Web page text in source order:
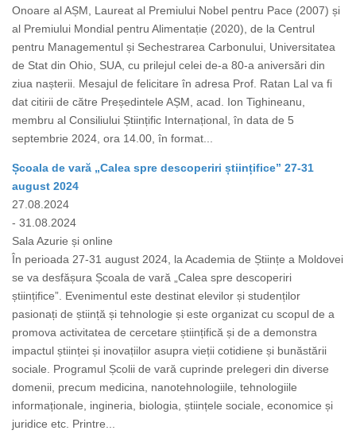
Onoare al AȘM, Laureat al Premiului Nobel pentru Pace (2007) și
al Premiului Mondial pentru Alimentație (2020), de la Centrul
pentru Managementul și Sechestrarea Carbonului, Universitatea
de Stat din Ohio, SUA, cu prilejul celei de-a 80-a aniversări din
ziua nașterii. Mesajul de felicitare în adresa Prof. Ratan Lal va fi
dat citirii de către Președintele AȘM, acad. Ion Tighineanu,
membru al Consiliului Științific Internațional, în data de 5
septembrie 2024, ora 14.00, în format...
Școala de vară „Calea spre descoperiri științifice” 27-31
august 2024
27.08.2024
- 31.08.2024
Sala Azurie și online
În perioada 27-31 august 2024, la Academia de Științe a Moldovei
se va desfășura Școala de vară „Calea spre descoperiri
științifice”. Evenimentul este destinat elevilor și studenților
pasionați de știință și tehnologie și este organizat cu scopul de a
promova activitatea de cercetare științifică și de a demonstra
impactul științei și inovațiilor asupra vieții cotidiene și bunăstării
sociale. Programul Școlii de vară cuprinde prelegeri din diverse
domenii, precum medicina, nanotehnologiile, tehnologiile
informaționale, ingineria, biologia, științele sociale, economice și
juridice etc. Printre...